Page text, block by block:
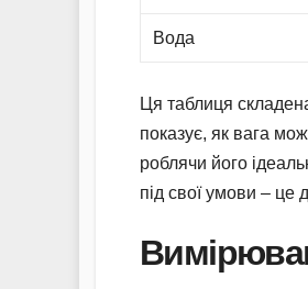
Вода
Ця таблиця
показує, як вага
роблячи його
під свої умови – це